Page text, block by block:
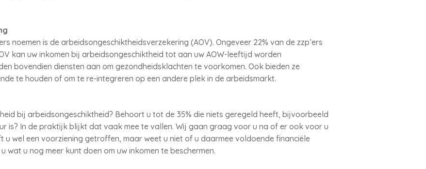
noemen is de arbeidsongeschiktheidsverzekering (AOV). Ongeveer 22% van de zzp’ers
kan uw inkomen bij arbeidsongeschiktheid tot aan uw AOW-leeftijd worden
bovendien diensten aan om gezondheidsklachten te voorkomen. Ook bieden ze
te houden of om te re-integreren op een andere plek in de arbeidsmarkt.
bij arbeidsongeschiktheid? Behoort u tot de 35% die niets geregeld heeft, bijvoorbeeld
is? In de praktijk blijkt dat vaak mee te vallen. Wij gaan graag voor u na of er ook voor u
u wel een voorziening getroffen, maar weet u niet of u daarmee voldoende financiële
wat u nog meer kunt doen om uw inkomen te beschermen.